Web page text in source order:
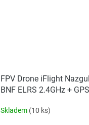
FPV Drone iFlight
BNF ELRS 2.4GHz + GPS
Skladem (10 ks)